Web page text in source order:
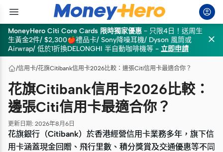
MoneyHero Citi Core Cards 限時獨家優惠 – 只限4日！送周生
生黃金2件/ $2,300🍎禮品卡/ Sony降噪耳機/ Dyson 風筒或
Airwrap/ 低於1折換DELONGHI 半自動咖啡機等 - 立即申請

/信用卡/花旗Citibank信用卡2026比較：邊張Citi信用卡最適合你？
花旗Citibank信用卡2026比較：
邊張Citi信用卡最適合你？
更新日期: 2026年8月6日
花旗銀行（Citibank）於香港經營信用卡業務多年，旗下信
用卡涵蓋現金回贈、飛行里數、積分獎賞及交通優惠等不同
花旗銀行（Citibank）於香港經營信用卡業務多年，旗下信
用卡涵蓋現金回贈、飛行里數、積分獎賞及交通優惠等不同